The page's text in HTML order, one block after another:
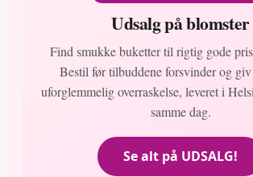
Udsalg på blomster
Find smukke buketter til rigtig gode
Bestil før tilbuddene forsvinder og giv
uforglemmelig overraskelse, leveret i
samme dag.
Se alt på UDSALG!